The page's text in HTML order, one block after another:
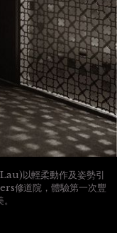
以輕柔動作及姿勢引
修道院，體驗第一次豐